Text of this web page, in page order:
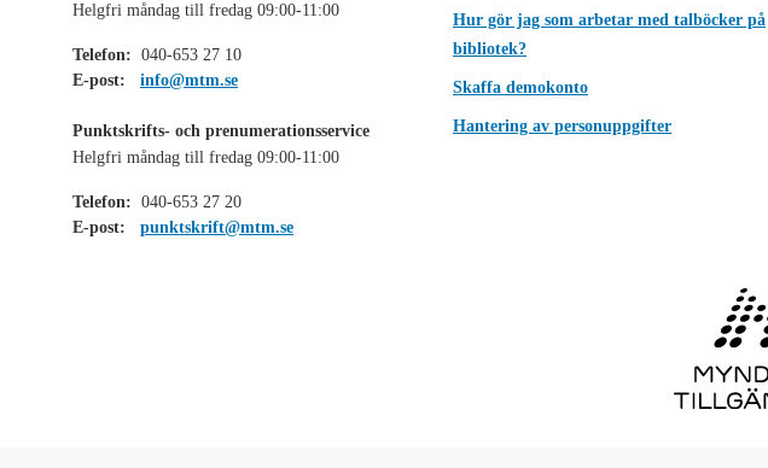
Helgfri måndag till fredag 09:00-11:00
Telefon: 040-653 27 10
E-post:
info@mtm.se
Punktskrifts- och prenumerationsservice
Helgfri måndag till fredag 09:00-11:00
Telefon: 040-653 27 20
E-post:
punktskrift@mtm.se
Hur gör jag som arbetar med talböcker på
bibliotek?
Skaffa demokonto
Hantering av personuppgifter